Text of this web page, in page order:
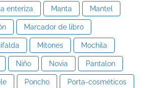
enteriza Manta Mantel
Marcador de libro
Mitones Mochila
Niño Novia Pantalon
Poncho Porta-cosméticos